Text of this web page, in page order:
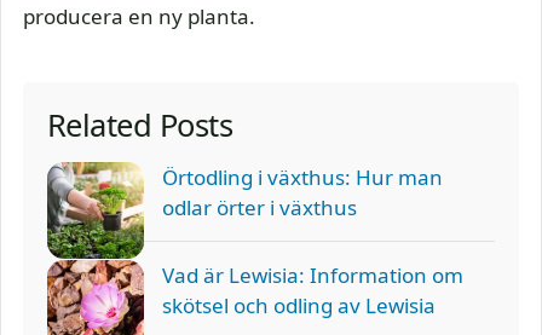
producera en ny planta.
Related Posts
Örtodling i växthus: Hur man
odlar örter i växthus
Vad är Lewisia: Information om
skötsel och odling av Lewisia